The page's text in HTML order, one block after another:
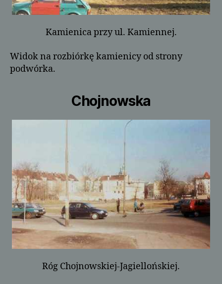
Kamienica przy ul. Kamiennej.
Widok na rozbiórkę kamienicy od strony
podwórka.
Chojnowska
Róg Chojnowskiej-Jagiellońskiej.